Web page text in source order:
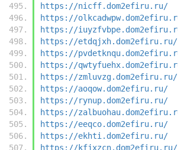
https://nicff.dom2efiru.ru/
https://
https://
https://etdqjxh.dom2efiru.ru/
https://
https://
https://zmluvzg.dom2efiru.ru/
https://aoqow.dom2efiru.ru/
https://rynup.dom2efiru.ru/
https://
https://eeqco.dom2efiru.ru/
https://ekhti.dom2efiru.ru/
https://kfjxzcn.dom2efiru.ru/